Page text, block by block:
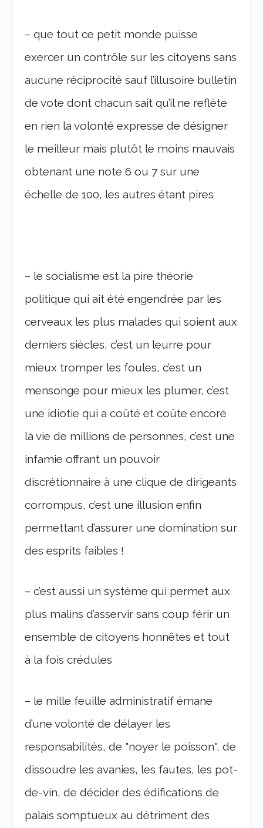
– que tout ce petit monde puisse
exercer un contrôle sur les citoyens sans
aucune réciprocité sauf l’illusoire bulletin
de vote dont chacun sait qu’il ne reflète
en rien la volonté expresse de désigner
le meilleur mais plutôt le moins mauvais
obtenant une note 6 ou 7 sur une
échelle de 100, les autres étant pires
– le socialisme est la pire théorie
politique qui ait été engendrée par les
cerveaux les plus malades qui soient aux
derniers siècles, c’est un leurre pour
mieux tromper les foules, c’est un
mensonge pour mieux les plumer, c’est
une idiotie qui a coûté et coûte encore
la vie de millions de personnes, c’est une
infamie offrant un pouvoir
discrétionnaire à une clique de dirigeants
corrompus, c’est une illusion enfin
permettant d’assurer une domination sur
des esprits faibles !
– c’est aussi un système qui permet aux
plus malins d’asservir sans coup férir un
ensemble de citoyens honnêtes et tout
à la fois crédules
– le mille feuille administratif émane
d’une volonté de délayer les
responsabilités, de "noyer le poisson", de
dissoudre les avanies, les fautes, les pot-
de-vin, de décider des édifications de
palais somptueux au détriment des